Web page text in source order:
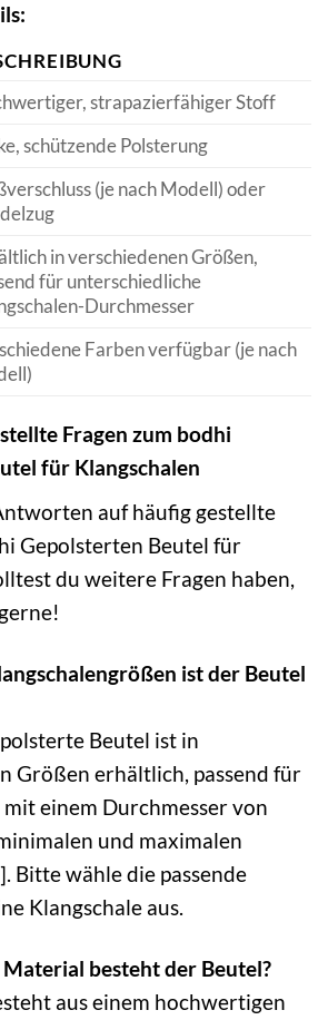
strapazierfähiger Stoff
schützende Polsterung
(je nach Modell) oder
in verschiedenen Größen,
für unterschiedliche
Durchmesser
Farben verfügbar (je nach
Fragen zum bodhi
für Klangschalen
auf häufig gestellte
Gepolsterten Beutel für
du weitere Fragen haben,
ist der Beutel
Beutel ist in
Größen erhältlich, passend für
einem Durchmesser von
und maximalen
Bitte wähle die passende
Klangschale aus.
besteht der Beutel?
aus einem hochwertigen